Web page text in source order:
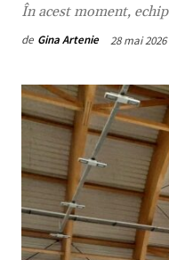
În acest moment,
de Gina Artenie 28 mai 2026